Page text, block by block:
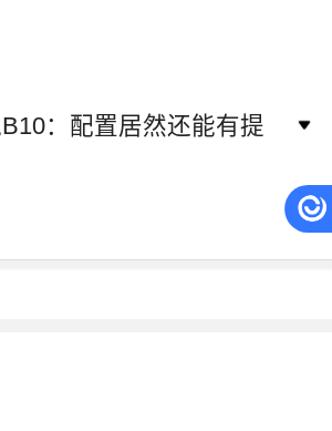
：配置居然还能有提